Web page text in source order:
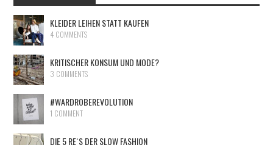
KLEIDER LEIHEN STATT KAUFEN
4 COMMENTS
KRITISCHER KONSUM UND MODE?
3 COMMENTS
#WARDROBEREVOLUTION
1 COMMENT
DIE 5 RE´S DER SLOW FASHION